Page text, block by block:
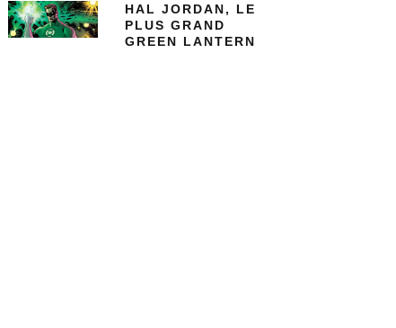
HAL JORDAN, LE
PLUS GRAND
GREEN LANTERN